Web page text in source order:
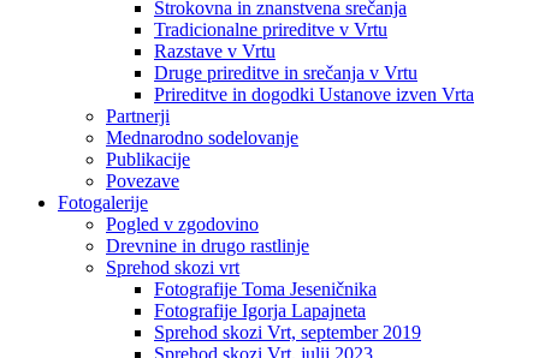
Strokovna in znanstvena srečanja
Tradicionalne prireditve v Vrtu
Razstave v Vrtu
Druge prireditve in srečanja v Vrtu
Prireditve in dogodki Ustanove izven Vrta
Partnerji
Mednarodno sodelovanje
Publikacije
Povezave
Fotogalerije
Pogled v zgodovino
Drevnine in drugo rastlinje
Sprehod skozi vrt
Fotografije Toma Jeseničnika
Fotografije Igorja Lapajneta
Sprehod skozi Vrt, september 2019
Sprehod skozi Vrt, julij 2023